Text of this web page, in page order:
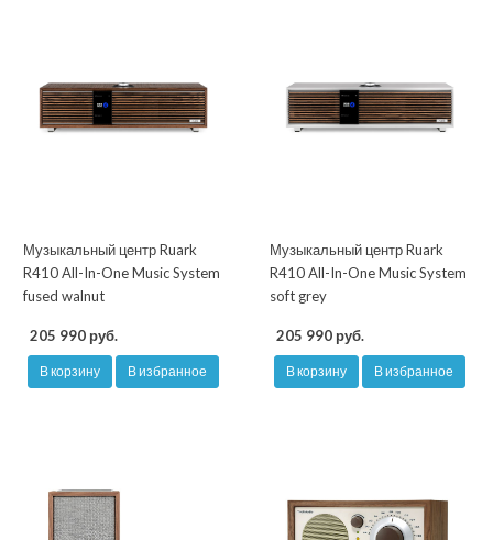
Музыкальный центр Ruark
R410 All-In-One Music System
fused walnut
205 990 руб.
В корзину В избранное
Музыкальный центр Ruark
R410 All-In-One Music System
soft grey
205 990 руб.
В корзину В избранное